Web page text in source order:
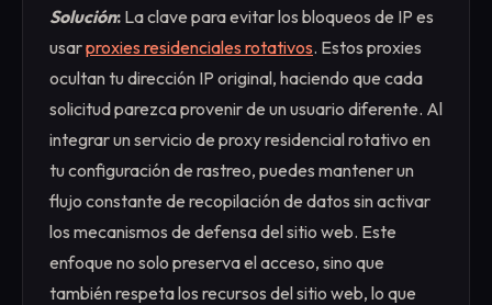
Solución: La clave para evitar los bloqueos de IP es
usarproxies residenciales rotativos. Estos proxies
ocultan tu dirección IP original, haciendo que cada
solicitud parezca provenir de un usuario diferente. Al
integrar un servicio de proxy residencial rotativo en
tu configuración de rastreo, puedes mantener un
flujo constante de recopilación de datos sin activar
los mecanismos de defensa del sitio web. Este
enfoque no solo preserva el acceso, sino que
también respeta los recursos del sitio web, lo que